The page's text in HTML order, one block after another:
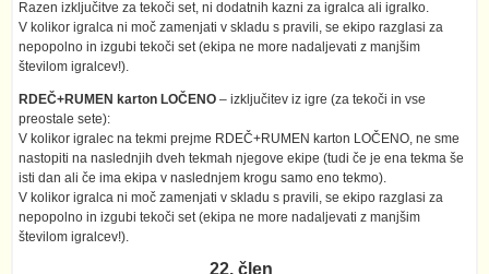
Razen izključitve za tekoči set, ni dodatnih kazni za igralca ali igralko.
V kolikor igralca ni moč zamenjati v skladu s pravili, se ekipo razglasi za
nepopolno in izgubi tekoči set (ekipa ne more nadaljevati z manjšim
številom igralcev!).
RDEČ+RUMEN karton LOČENO – izključitev iz igre (za tekoči in vse
preostale sete):
V kolikor igralec na tekmi prejme RDEČ+RUMEN karton LOČENO, ne sme
nastopiti na naslednjih dveh tekmah njegove ekipe (tudi če je ena tekma še
isti dan ali če ima ekipa v naslednjem krogu samo eno tekmo).
V kolikor igralca ni moč zamenjati v skladu s pravili, se ekipo razglasi za
nepopolno in izgubi tekoči set (ekipa ne more nadaljevati z manjšim
številom igralcev!).
22. člen